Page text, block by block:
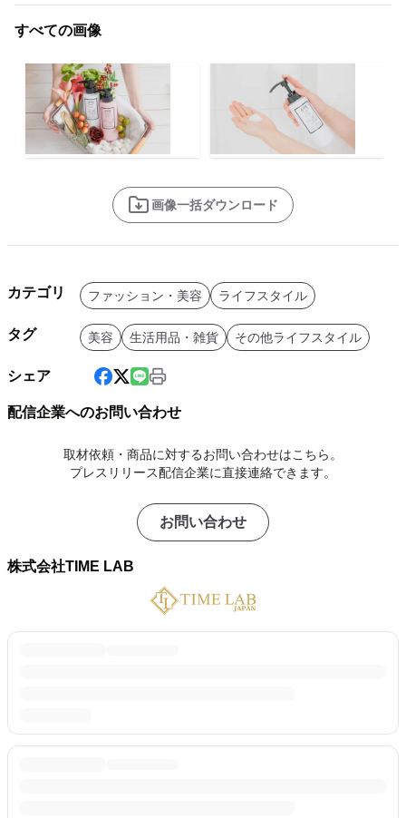
すべての画像
画像一括ダウンロード
カテゴリ ファッション・美容 ライフスタイル
タグ 美容 生活用品・雑貨 その他ライフスタイル
シェア
配信企業へのお問い合わせ
取材依頼・商品に対するお問い合わせはこちら。
プレスリリース配信企業に直接連絡できます。
お問い合わせ
株式会社TIME LAB